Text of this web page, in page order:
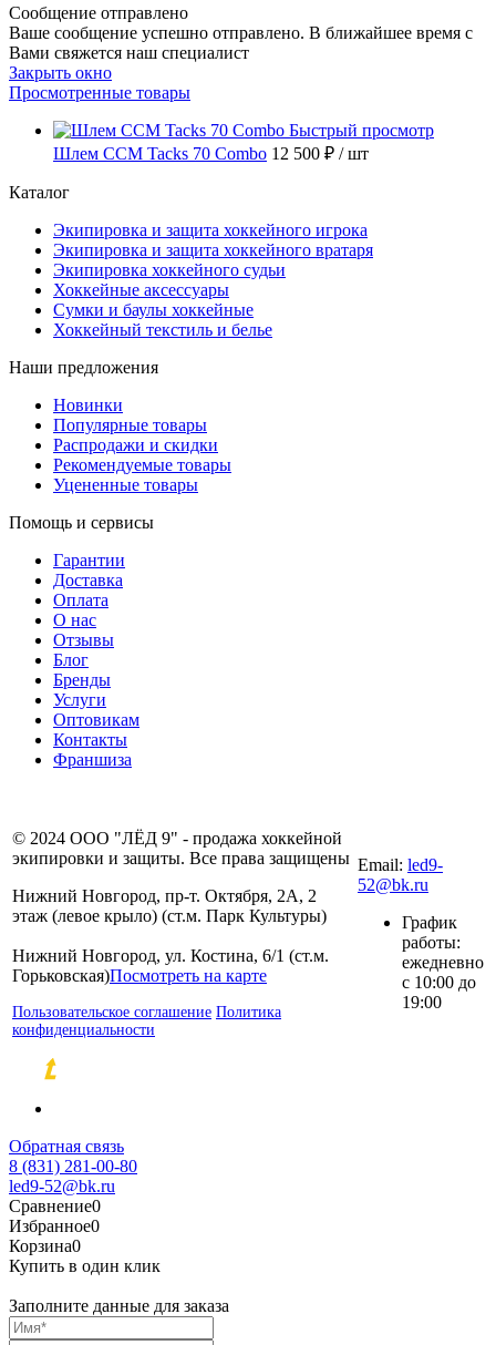
Сообщение отправлено
Ваше сообщение успешно отправлено. В ближайшее время с
Вами свяжется наш специалист
Закрыть окно
Просмотренные товары
Быстрый просмотр
Шлем CCM Tacks 70 Combo 12 500 ₽ / шт
Каталог
Экипировка и защита хоккейного игрока
Экипировка и защита хоккейного вратаря
Экипировка хоккейного судьи
Хоккейные аксессуары
Сумки и баулы хоккейные
Хоккейный текстиль и белье
Наши предложения
Новинки
Популярные товары
Распродажи и скидки
Рекомендуемые товары
Уцененные товары
Помощь и сервисы
Гарантии
Доставка
Оплата
О нас
Отзывы
Блог
Бренды
Услуги
Оптовикам
Контакты
Франшиза
© 2024 ООО "ЛЁД 9" - продажа хоккейной
экипировки и защиты. Все права защищены
Нижний Новгород, пр-т. Октября, 2А, 2
этаж (левое крыло) (ст.м. Парк Культуры)
Нижний Новгород, ул. Костина, 6/1 (ст.м.
Горьковская)Посмотреть на карте
Пользовательское соглашение Политика
конфиденциальности
Email: led9-
52@bk.ru
График
работы:
ежедневно
с 10:00 до
19:00
Обратная связь
8 (831) 281-00-80
led9-52@bk.ru
Сравнение0
Избранное0
Корзина0
Купить в один клик
Заполните данные для заказа